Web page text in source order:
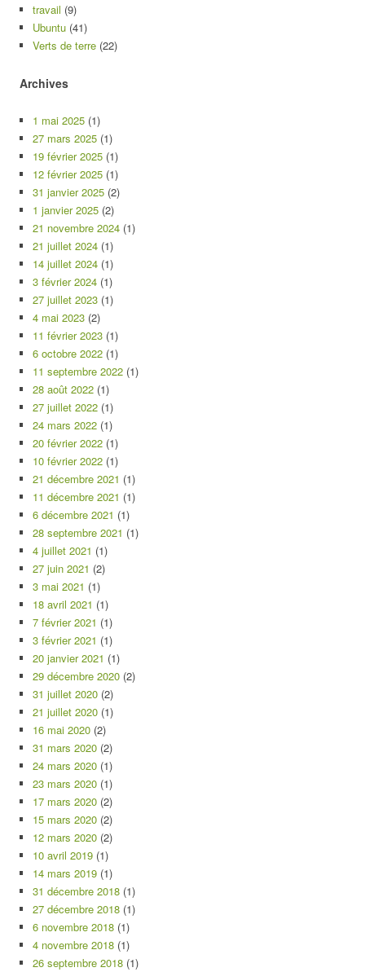
travail (9)
Ubuntu (41)
Verts de terre (22)
Archives
1 mai 2025 (1)
27 mars 2025 (1)
19 février 2025 (1)
12 février 2025 (1)
31 janvier 2025 (2)
1 janvier 2025 (2)
21 novembre 2024 (1)
21 juillet 2024 (1)
14 juillet 2024 (1)
3 février 2024 (1)
27 juillet 2023 (1)
4 mai 2023 (2)
11 février 2023 (1)
6 octobre 2022 (1)
11 septembre 2022 (1)
28 août 2022 (1)
27 juillet 2022 (1)
24 mars 2022 (1)
20 février 2022 (1)
10 février 2022 (1)
21 décembre 2021 (1)
11 décembre 2021 (1)
6 décembre 2021 (1)
28 septembre 2021 (1)
4 juillet 2021 (1)
27 juin 2021 (2)
3 mai 2021 (1)
18 avril 2021 (1)
7 février 2021 (1)
3 février 2021 (1)
20 janvier 2021 (1)
29 décembre 2020 (2)
31 juillet 2020 (2)
21 juillet 2020 (1)
16 mai 2020 (2)
31 mars 2020 (2)
24 mars 2020 (1)
23 mars 2020 (1)
17 mars 2020 (2)
15 mars 2020 (2)
12 mars 2020 (2)
10 avril 2019 (1)
14 mars 2019 (1)
31 décembre 2018 (1)
27 décembre 2018 (1)
6 novembre 2018 (1)
4 novembre 2018 (1)
26 septembre 2018 (1)